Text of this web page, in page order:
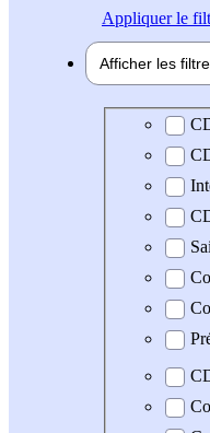
Appliquerle
Afficher les
Type de